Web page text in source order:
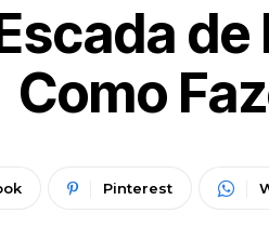
Como
Pinterest